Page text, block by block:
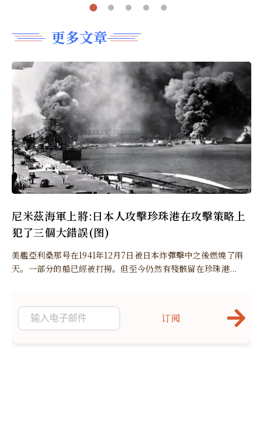
更多文章
尼米茲海軍上將:日本人攻擊珍珠港在攻擊策略上
犯了三個大錯誤(图)
美艦亞利桑那号在1941年12月7日被日本炸彈擊中之後燃燒了兩
天。一部分的船已經被打撈。但至今仍然有殘骸留在珍珠港...
订阅